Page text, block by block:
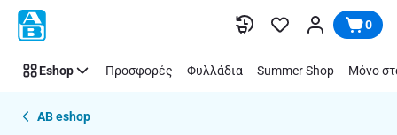
Παράλειψη 0
Eshop Προσφορές Φυλλάδια Summer Shop Μόνο
AB eshop